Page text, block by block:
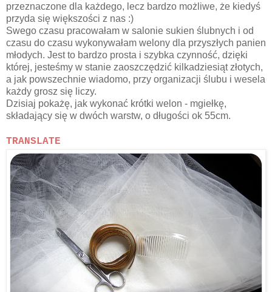
przeznaczone dla każdego, lecz bardzo możliwe, że kiedyś
przyda się większości z nas :)
Swego czasu pracowałam w salonie sukien ślubnych i od
czasu do czasu wykonywałam welony dla przyszłych panien
młodych. Jest to bardzo prosta i szybka czynność, dzięki
której, jesteśmy w stanie zaoszczędzić kilkadziesiąt złotych,
a jak powszechnie wiadomo, przy organizacji ślubu i wesela
każdy grosz się liczy.
Dzisiaj pokażę, jak wykonać krótki welon - mgiełkę,
składający się w dwóch warstw, o długości ok 55cm.
TRANSLATE